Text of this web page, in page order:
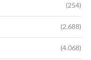
(254)
(2.688)
(4.068)